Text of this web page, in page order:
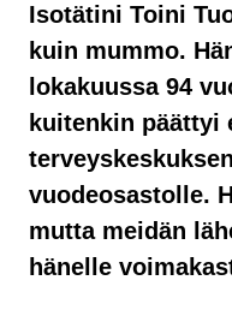
Isotätini Toini
kuin mummo.
lokakuussa 94
kuitenkin päättyi
vuodeosastolle.
mutta meidän
hänelle